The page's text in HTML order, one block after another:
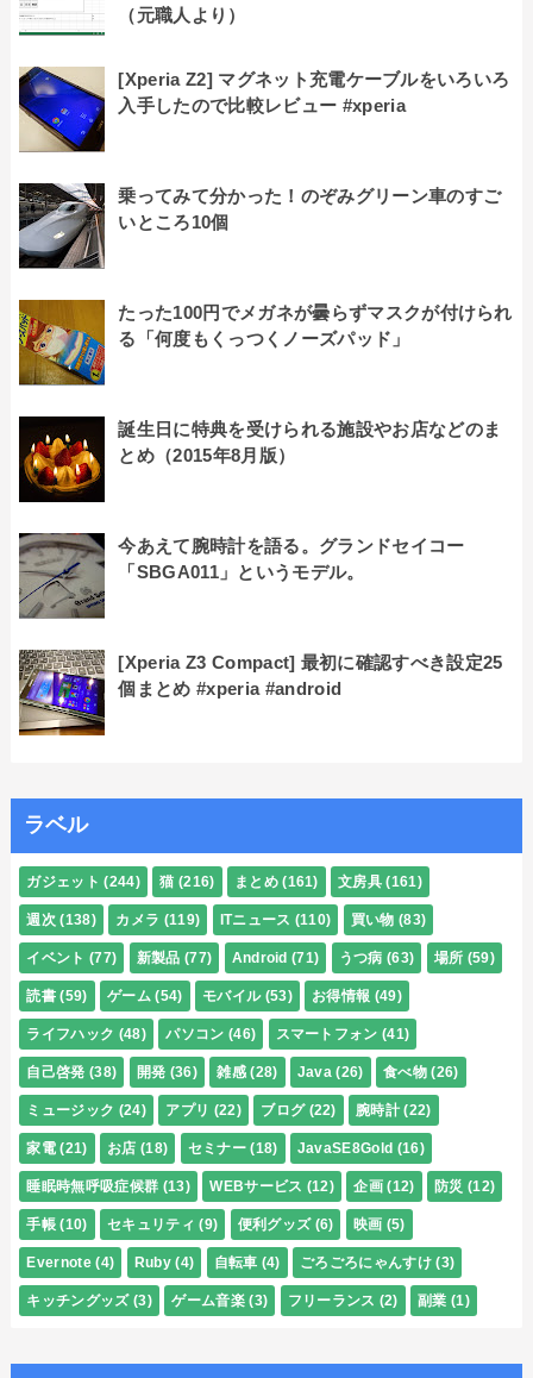
（元職人より）
[Xperia Z2] マグネット充電ケーブルをいろいろ
入手したので比較レビュー #xperia
乗ってみて分かった！のぞみグリーン車のすご
いところ10個
たった100円でメガネが曇らずマスクが付けられ
る「何度もくっつくノーズパッド」
誕生日に特典を受けられる施設やお店などのま
とめ（2015年8月版）
今あえて腕時計を語る。グランドセイコー
「SBGA011」というモデル。
[Xperia Z3 Compact] 最初に確認すべき設定25
個まとめ #xperia #android
ラベル
ガジェット (244) 猫 (216) まとめ (161) 文房具 (161)
週次 (138) カメラ (119) ITニュース (110) 買い物 (83)
イベント (77) 新製品 (77) Android (71) うつ病 (63) 場所 (59)
読書 (59) ゲーム (54) モバイル (53) お得情報 (49)
ライフハック (48) パソコン (46) スマートフォン (41)
自己啓発 (38) 開発 (36) 雑感 (28) Java (26) 食べ物 (26)
ミュージック (24) アプリ (22) ブログ (22) 腕時計 (22)
家電 (21) お店 (18) セミナー (18) JavaSE8Gold (16)
睡眠時無呼吸症候群 (13) WEBサービス (12) 企画 (12) 防災 (12)
手帳 (10) セキュリティ (9) 便利グッズ (6) 映画 (5)
Evernote (4) Ruby (4) 自転車 (4) ごろごろにゃんすけ (3)
キッチングッズ (3) ゲーム音楽 (3) フリーランス (2) 副業 (1)